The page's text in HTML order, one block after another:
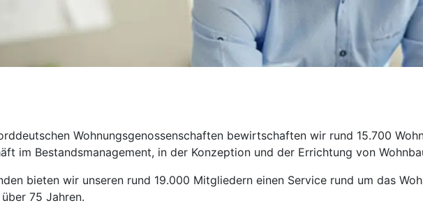
Wohnungsgenossenschaften bewirtschaften wir rund 15.700
im Bestandsmanagement, in der Konzeption und der Errichtung von
bieten wir unseren rund 19.000 Mitgliedern einen Service rund um das
75 Jahren.